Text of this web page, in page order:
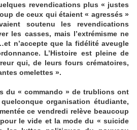
revendications plus « justes
de ceux qui étaient « agressés »
soutenu les revendications
les casses, mais l’extrémisme ne
n’accepte que la fidélité aveugle
L’Histoire est pleine de
qui, de leurs fours crématoires,
omelettes ».
du « commando » de trublions ont
organisation étudiante,
ce vendredi relève beaucoup
le vide et la mode du « suicide